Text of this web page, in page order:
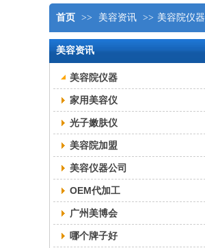
首页 >> 美容资讯 >> 美容院仪器
美容资讯
美容院仪器
家用美容仪
光子嫩肤仪
美容院加盟
美容仪器公司
OEM代加工
广州美博会
哪个牌子好